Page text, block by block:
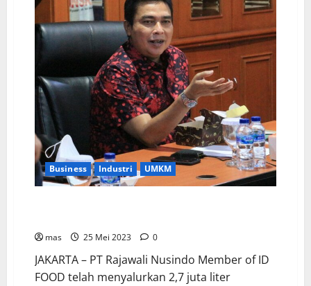
Business Industri UMKM
mas 25 Mei 2023 0
JAKARTA – PT Rajawali Nusindo Member of ID
FOOD telah menyalurkan 2,7 juta liter